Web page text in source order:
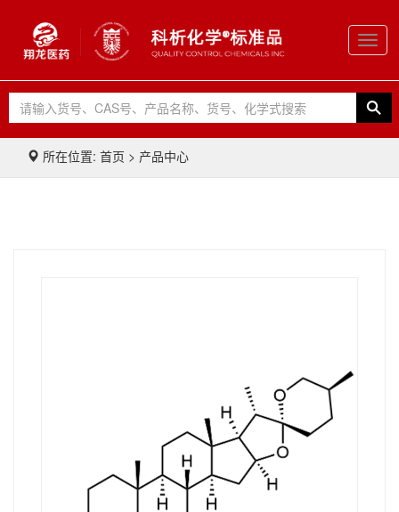
所在位置: 首页 > 产品中心